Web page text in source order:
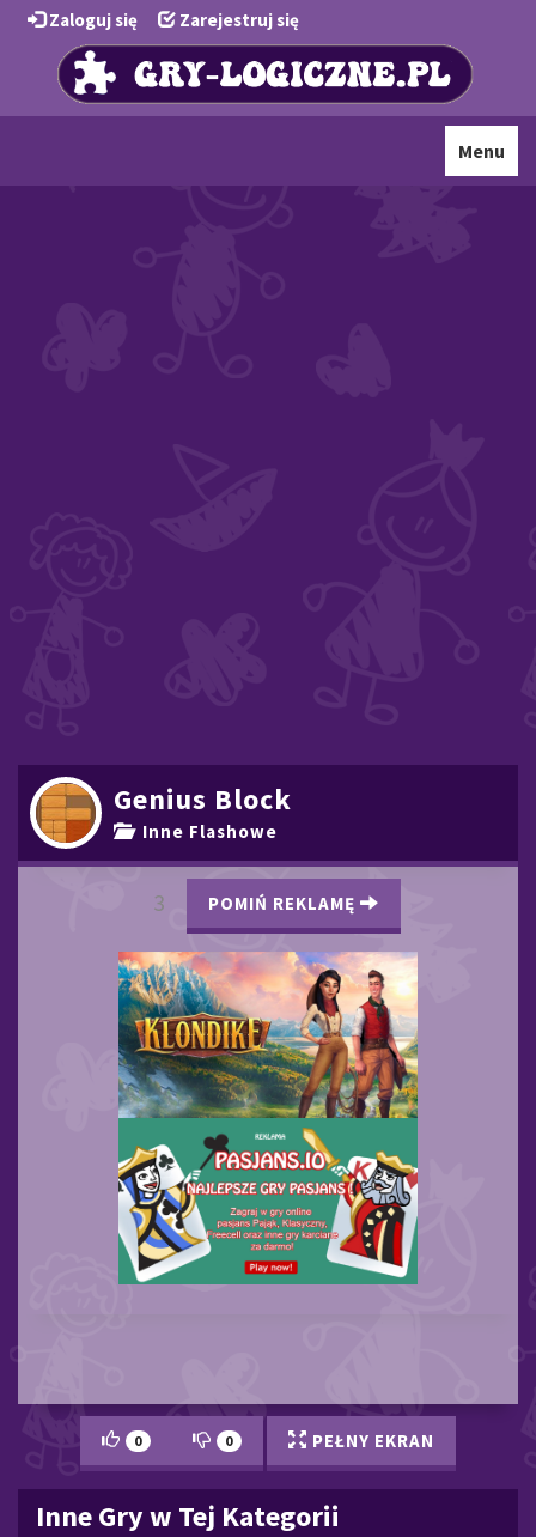
Zaloguj się Zarejestruj się
Toggle
Menu
Genius Block
Inne Flashowe
2 POMIŃ REKLAMĘ
0 0 PEŁNY EKRAN
Inne Gry w Tej Kategorii